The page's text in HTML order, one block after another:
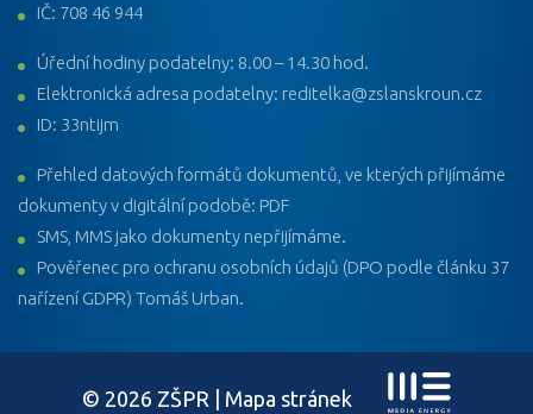
IČ: 708 46 944
Úřední hodiny podatelny: 8.00 – 14.30 hod.
Elektronická adresa podatelny: reditelka@zslanskroun.cz
ID: 33ntijm
Přehled datových formátů dokumentů, ve kterých přijímáme
dokumenty v digitální podobě: PDF
SMS, MMS jako dokumenty nepřijímáme.
Pověřenec pro ochranu osobních údajů (DPO podle článku 37
nařízení GDPR) Tomáš Urban.
© 2026 ZŠPR | Mapa stránek